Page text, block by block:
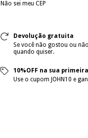
Não sei meu CEP
Devolução gratuita
Se você não gostou ou
quando quiser.
10%OFF na sua
Use o cupom JOHN10 e